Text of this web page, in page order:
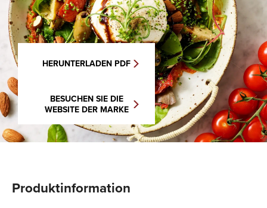
HERUNTERLADEN PDF
BESUCHEN SIE DIE
WEBSITE DER MARKE
Produktinformation